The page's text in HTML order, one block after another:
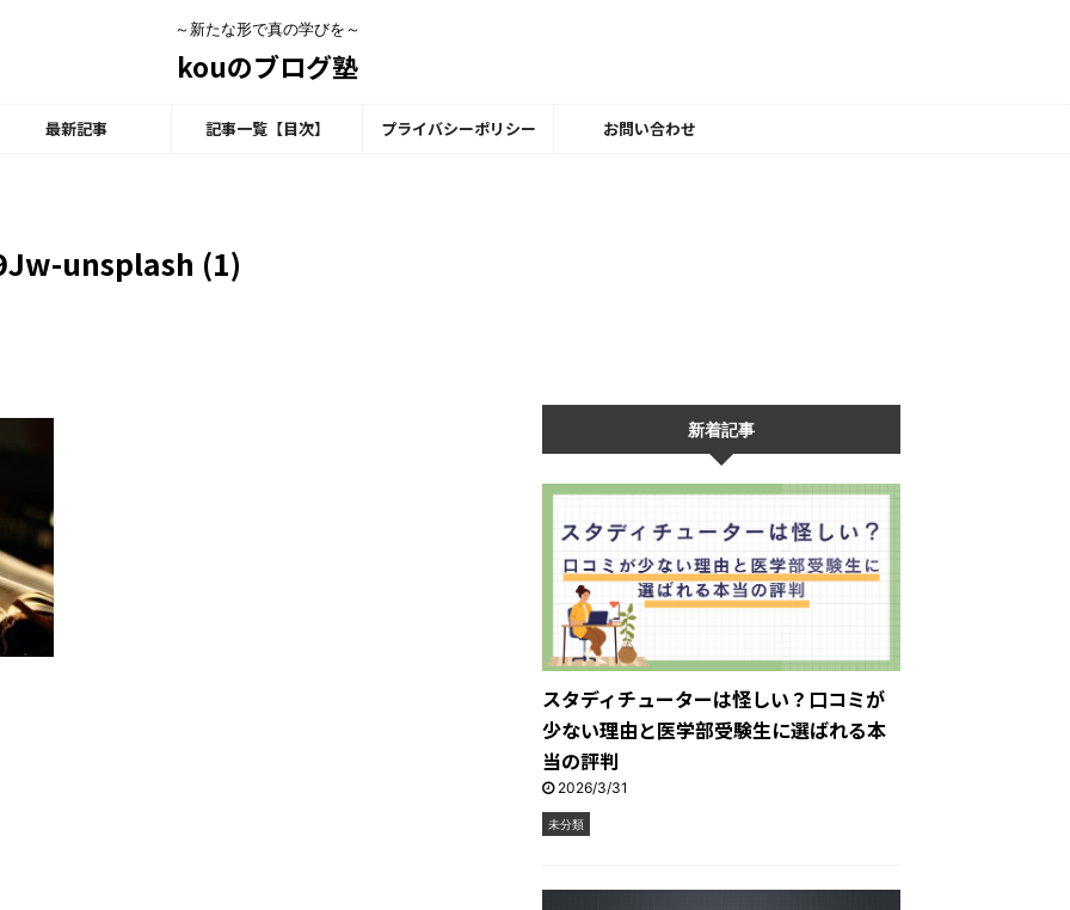
～新たな形で真の学びを～
kouのブログ塾
最新記事 記事一覧【目次】 プライバシーポリシー お問い合わせ
unsplash (1)
新着記事
スタディチューターは怪しい？口コミが
少ない理由と医学部受験生に選ばれる本
当の評判
2026/3/31
未分類